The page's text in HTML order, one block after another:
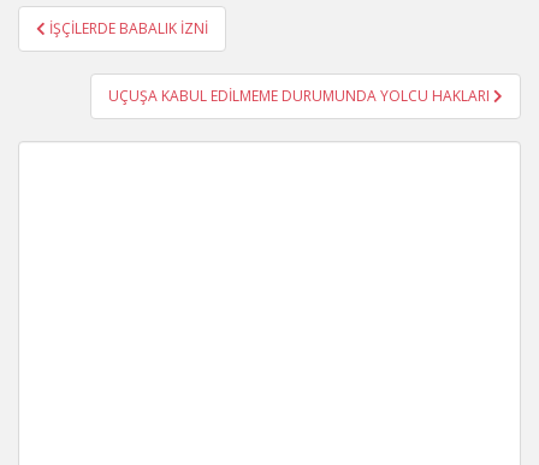
Yazı
gezinmesi
İŞÇİLERDE BABALIK İZNİ
UÇUŞA KABUL EDİLMEME DURUMUNDA YOLCU HAKLARI